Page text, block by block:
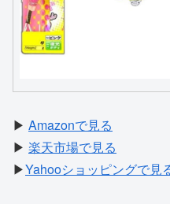
▶ Amazonで見る
▶ 楽天市場で見る
▶Yahooショッピングで見